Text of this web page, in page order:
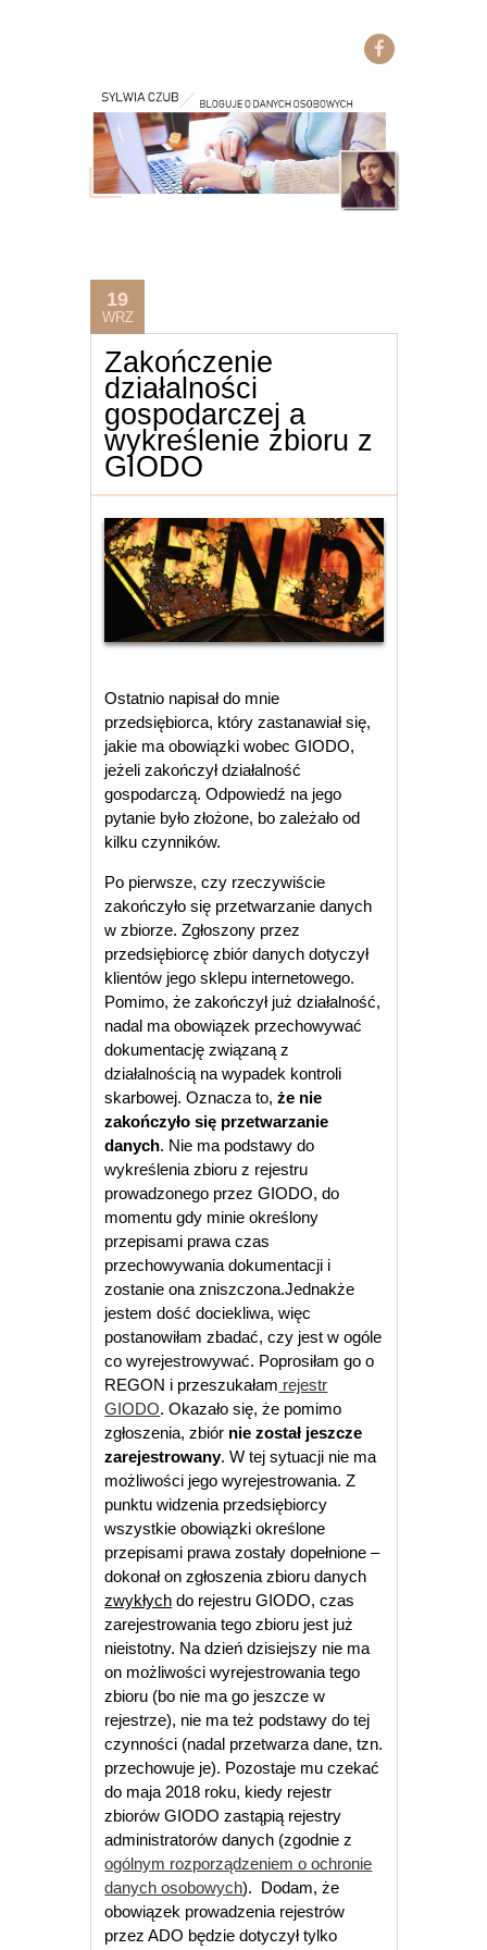
19
WRZ
Zakończenie
działalności
gospodarczej a
wykreślenie zbioru z
GIODO
Ostatnio napisał do mnie
przedsiębiorca, który zastanawiał się,
jakie ma obowiązki wobec GIODO,
jeżeli zakończył działalność
gospodarczą. Odpowiedź na jego
pytanie było złożone, bo zależało od
kilku czynników.
Po pierwsze, czy rzeczywiście
zakończyło się przetwarzanie danych
w zbiorze. Zgłoszony przez
przedsiębiorcę zbiór danych dotyczył
klientów jego sklepu internetowego.
Pomimo, że zakończył już działalność,
nadal ma obowiązek przechowywać
dokumentację związaną z
działalnością na wypadek kontroli
skarbowej. Oznacza to,że nie
zakończyło się przetwarzanie
danych. Nie ma podstawy do
wykreślenia zbioru z rejestru
prowadzonego przez GIODO, do
momentu gdy minie określony
przepisami prawa czas
przechowywania dokumentacji i
zostanie ona zniszczona.Jednakże
jestem dość dociekliwa, więc
postanowiłam zbadać, czy jest w ogóle
co wyrejestrowywać. Poprosiłam go o
REGON i przeszukałam rejestr
GIODO. Okazało się, że pomimo
zgłoszenia, zbiór nie został jeszcze
zarejestrowany. W tej sytuacji nie ma
możliwości jego wyrejestrowania. Z
punktu widzenia przedsiębiorcy
wszystkie obowiązki określone
przepisami prawa zostały dopełnione –
dokonał on zgłoszenia zbioru danych
zwykłych do rejestru GIODO, czas
zarejestrowania tego zbioru jest już
nieistotny. Na dzień dzisiejszy nie ma
on możliwości wyrejestrowania tego
zbioru (bo nie ma go jeszcze w
rejestrze), nie ma też podstawy do tej
czynności (nadal przetwarza dane, tzn.
przechowuje je). Pozostaje mu czekać
do maja 2018 roku, kiedy rejestr
zbiorów GIODO zastąpią rejestry
administratorów danych (zgodnie z
ogólnym rozporządzeniem o ochronie
danych osobowych). Dodam, że
obowiązek prowadzenia rejestrów
przez ADO będzie dotyczył tylko